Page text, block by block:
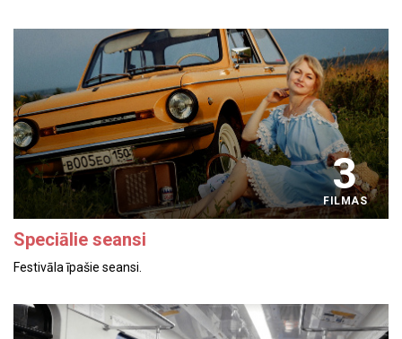
3
FILMAS
Speciālie seansi
Festivāla īpašie seansi.